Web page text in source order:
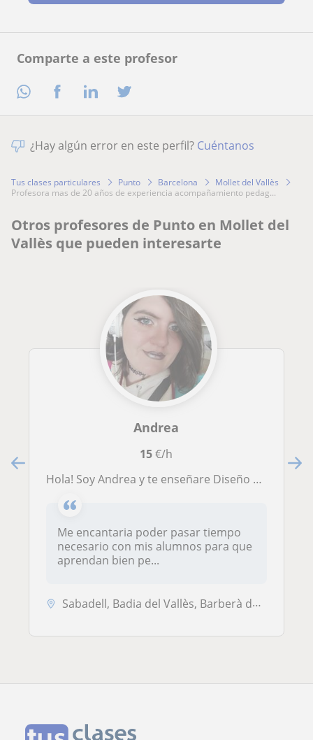
Comparte a este profesor
¿Hay algún error en este perfil? Cuéntanos
Tus clases particulares Punto Barcelona
Mollet del Vallès
profesora mas de 20 años de experiencia acompañamiento pedag...
Otros profesores de Punto en Mollet del
Vallès que pueden interesarte
Andrea
15€/h
Hola! Soy Andrea y te enseñare Diseño Grafico en su esplendor! Fui alumna de la Escola Joso de Sabadell y estudie 4 años de Diseño Grafico por lo que me encantaría poder compartir desde mi punto todo lo que pude aprender. En este curso se hablara Españo
Me encantaria poder pasar tiempo
necesario con mis alumnos para que
aprendan bien pe...
Sabadell, Badia del Vallès, Barberà del Vallès, Sant Quirze del Vallès